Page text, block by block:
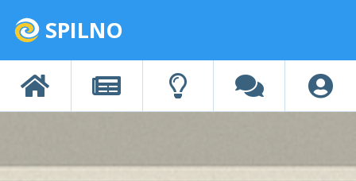
SPILNO